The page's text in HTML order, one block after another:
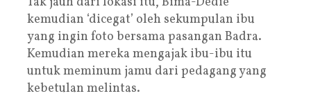
kemudian ‘dicegat’ oleh sekumpulan ibu
yang ingin foto bersama pasangan Badra.
Kemudian mereka mengajak ibu-ibu itu
untuk meminum jamu dari pedagang yang
kebetulan melintas.